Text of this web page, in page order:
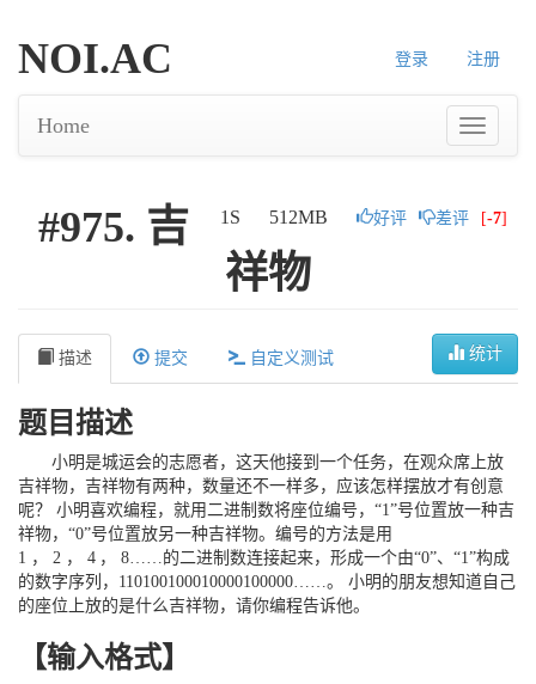
登录 注册
NOI.AC
Home
1S 512MB 好评 差评 [-7]
#975. 吉
祥物
统计
描述 提交 自定义测试
题目描述
小明是城运会的志愿者，这天他接到一个任务，在观众席上放
吉祥物，吉祥物有两种，数量还不一样多，应该怎样摆放才有创意
呢？ 小明喜欢编程，就用二进制数将座位编号，“1”号位置放一种吉
祥物，“0”号位置放另一种吉祥物。编号的方法是用
1 ， 2 ， 4 ， 8……的二进制数连接起来，形成一个由“0”、“1”构成
的数字序列， 110100100010000100000……。 小明的朋友想知道自己
的座位上放的是什么吉祥物，请你编程告诉他。
【输入格式】